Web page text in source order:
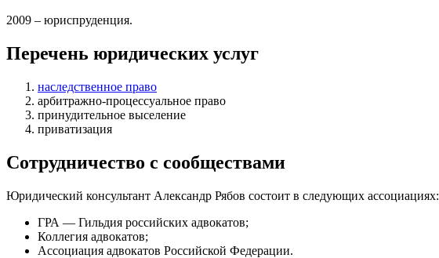
2009 – юриспруденция.
Перечень юридических услуг
наследственное право
арбитражно-процессуальное право
принудительное выселение
приватизация
Сотрудничество с сообществами
Юридический консультант Александр Рябов состоит в следующих ассоциациях:
ГРА — Гильдия российских адвокатов;
Коллегия адвокатов;
Ассоциация адвокатов Российской Федерации.